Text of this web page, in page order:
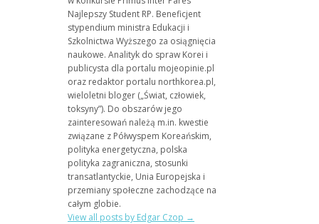
Najlepszy Student RP. Beneficjent
stypendium ministra Edukacji i
Szkolnictwa Wyższego za osiągnięcia
naukowe. Analityk do spraw Korei i
publicysta dla portalu mojeopinie.pl
oraz redaktor portalu northkorea.pl,
wieloletni bloger („Świat, człowiek,
toksyny”). Do obszarów jego
zainteresowań należą m.in. kwestie
związane z Półwyspem Koreańskim,
polityka energetyczna, polska
polityka zagraniczna, stosunki
transatlantyckie, Unia Europejska i
przemiany społeczne zachodzące na
całym globie.
View all posts by Edgar Czop →